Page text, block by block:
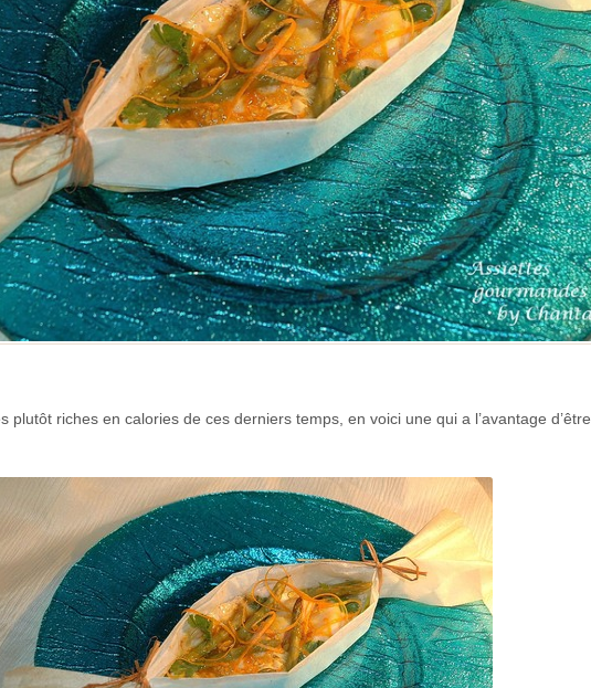
plutôt riches en calories de ces derniers temps, en voici une qui a l’avantage d’être